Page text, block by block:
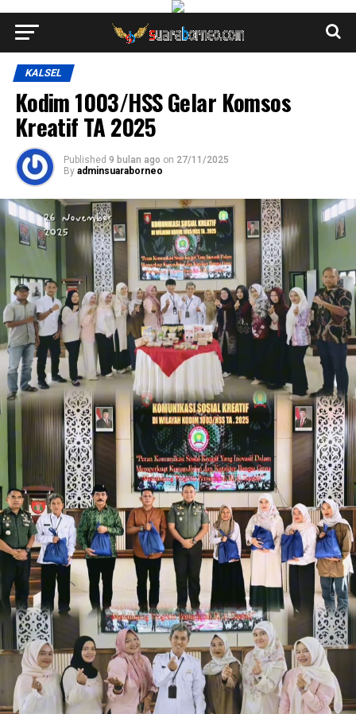
KALSEL
Kodim 1003/HSS Gelar Komsos
Kreatif TA 2025
Published 9 bulan ago on 27/11/2025
By adminsuaraborneo